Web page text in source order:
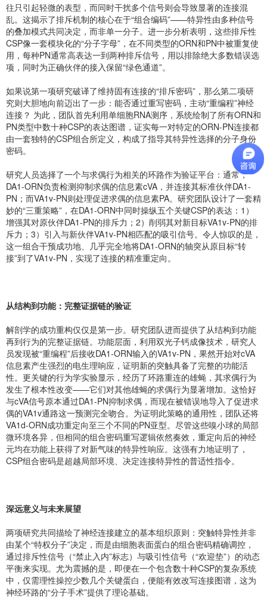
往只引起轻微的表型，而同时干扰多个信号则会导致显著的连接混
乱。这揭示了排斥机制的核心在于“组合编码”——特异性由多种信号
的叠加模式共同决定，而非单一分子。进一步分析表明，这些排斥性
CSP像一套模块化的“分子字母”，在不同类型的ORN和PN中被重复使
用，每种PN通常高表达一到两种排斥信号，用以排除绝大多数错误选
项，同时为正确伙伴的接入保留“绿色通道”。
如果说第一项研究破译了维持固有连接的“排斥密码”，那么第二项研
究则大胆地向前迈出了一步：能否通过重写密码，主动“重编程”神经
连接？ 为此，团队首先利用单细胞RNA测序，系统绘制了所有ORN和
PN类型中数十种CSP的表达图谱，证实每一对特定的ORN-PN连接都
由一套独特的CSP组合所定义，构成了指导其特异性选择的分子身份
密码。
研究人员选择了一个与求偶行为相关的环路作为验证平台：通常，
DA1-ORN负责检测抑制求偶的信息素cVA，并连接其标准伙伴DA1-
PN；而VA1v-PN则处理促进求偶的信息素PA。研究团队设计了一套精
妙的“三重策略”，在DA1-ORN中同时操纵五个关键CSP的表达：1）
增强其对原伙伴DA1-PN的排斥力；2）削弱其对新目标VA1v-PN的排
斥力；3）引入与新伙伴VA1v-PN相匹配的吸引信号。令人惊叹的是，
这一组合干预成功地、几乎完全地将DA1-ORN的轴突从原目标“转
接”到了VA1v-PN，实现了连接的精准重定向。
从结构到功能：完整证据链的验证
解剖学的成功重构仅仅是第一步。研究团队进而提供了从结构到功能
再到行为的完整证据链。功能层面，利用双光子钙成像技术，研究人
员发现被“重编程”后接收DA1-ORN输入的VA1v-PN，果然开始对cVA
信息素产生强烈的电生理响应，证明新的突触具备了完整的功能活
性。更关键的行为学实验显示，经历了环路重连的雄蝇，其求偶行为
发生了根本性改变——它们对其他雄蝇的求偶行为显著增加。这恰好
与cVA信号原本通过DA1-PN抑制求偶，而现在被错误地导入了促进求
偶的VA1v通路这一预测完全吻合。为证明此策略的通用性，团队还将
VA1d-ORN成功重定向至三个不同的PN亚型。尽管这些嗅小球的局部
微环境各异，但相同的组合密码重写逻辑依然奏效，重定向后的神经
元均在功能上获得了对新气味的特异性响应。这强有力地证明了，
CSP组合密码是超越局部环境、决定连接特异性的普适性指令。
深远意义与未来展望
两项研究共同描绘了神经连接建立的基本组织原则：突触特异性并非
由某个“特权分子”决定，而是由细胞表面蛋白的组合密码精确调控，
通过排斥性信号（“禁止入内”标志）与吸引性信号（“欢迎垫”）的动态
平衡来实现。尤为震撼的是，即便在一个包含数十种CSP的复杂系统
中，仅需理性操控少数几个关键蛋白，便能有效改写连接图谱，这为
神经环路的“分子手术”提供了理论基础。